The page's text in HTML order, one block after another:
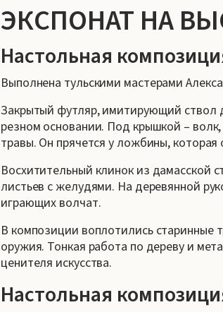
ЭКСПОНАТ НА
Настольная
Выполнена тульскими мастерами
Закрытый футляр, имитирующий ствол
резном основании. Под крышкой –
травы. Он прячется у ложбины,
Восхитительный клинок из дамасской
листьев с желудями. На деревянной
играющих волчат.
В композиции воплотились старинные
оружия. Тонкая работа по дереву и
ценителя искусства.
Настольная